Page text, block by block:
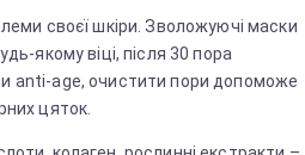
своєї шкіри. Зволожуючі маски
якому віці, після 30 пора
anti-age, очистити пори допоможе
цяток.